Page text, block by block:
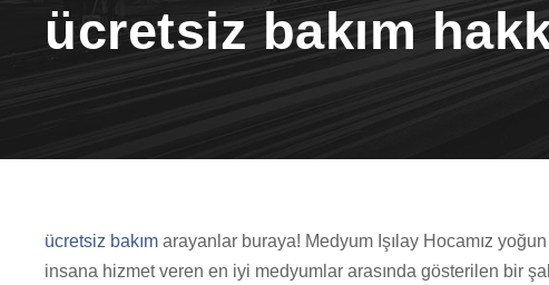
ücretsiz bakım
ücretsiz bakım arayanlar buraya! Medyum Işılay Hocamız
insana hizmet veren en iyi medyumlar arasında gösterilen bir